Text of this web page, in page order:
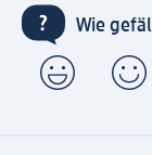
Wie